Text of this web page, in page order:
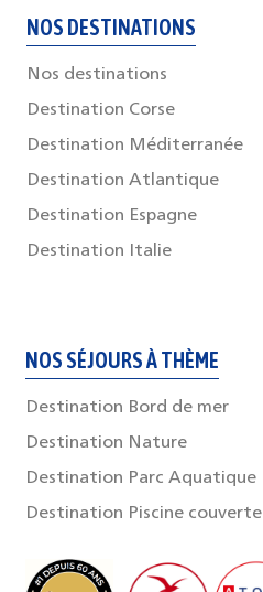
NOS DESTINATIONS
Nos destinations
Destination Corse
Destination Méditerranée
Destination Atlantique
Destination Espagne
Destination Italie
NOS SÉJOURS À THÈME
Destination Bord de mer
Destination Nature
Destination Parc Aquatique
Destination Piscine couverte